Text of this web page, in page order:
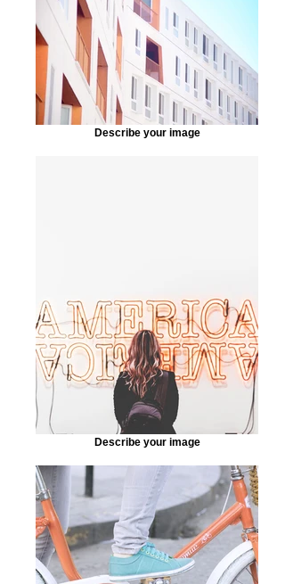
Describe your image
Describe your image